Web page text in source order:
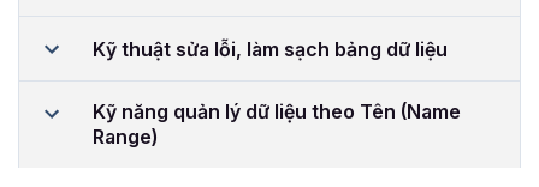
Kỹ thuật sửa lỗi, làm sạch bảng dữ liệu
Kỹ năng quản lý dữ liệu theo Tên (Name
Range)